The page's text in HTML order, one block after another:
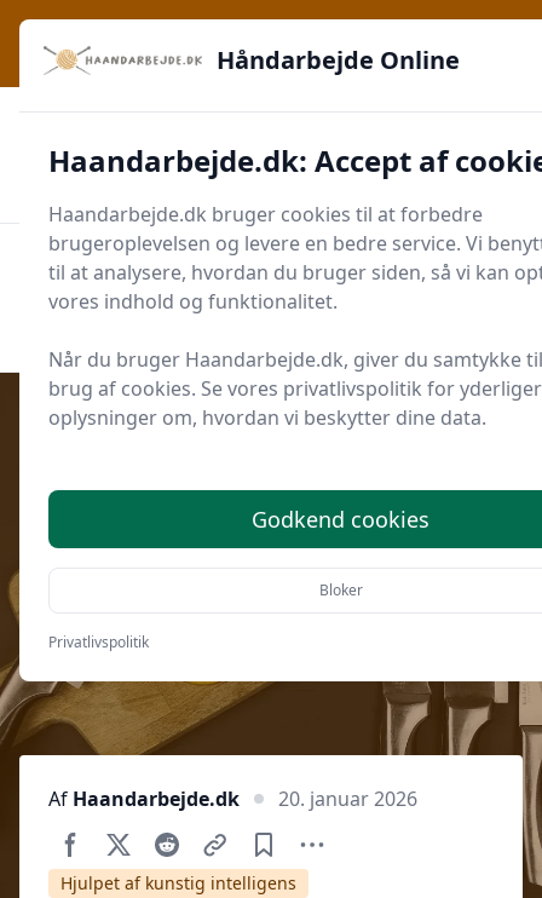
Håndarbejde Online - Inspiration, teknikker og fællesskab -
lige ved hånden
Shopping med sikkerhed ✔️ Altid de bedste priser
Start søgning
Udgivet iBolig og Indretning
Akustikpaneler i køkkenalrum:
valg og placering
Af Haandarbejde.dk 20. januar 2026
Hjulpet af kunstig intelligens
Håndarbejde Online
Haandarbejde.dk: Accept af
Haandarbejde.dk bruger cookies til at forbedre
brugeroplevelsen og levere en bedre service. Vi
til at analysere, hvordan du bruger siden, så vi kan
vores indhold og funktionalitet.
Når du bruger Haandarbejde.dk, giver du samtykke
brug af cookies. Se vores privatlivspolitik for
oplysninger om, hvordan vi beskytter dine data.
Godkend cookies
Bloker
Privatlivspolitik